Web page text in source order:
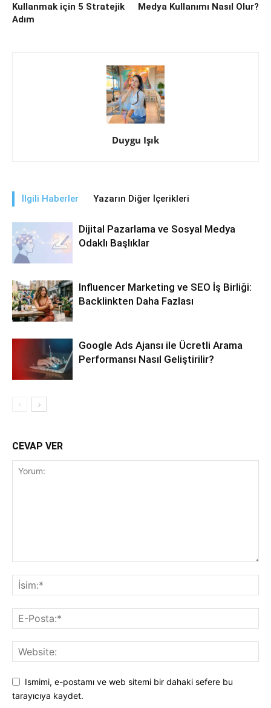
Kullanmak için 5 Stratejik
Adım
Medya Kullanımı Nasıl Olur?
Duygu Işık
İlgili Haberler Yazarın Diğer İçerikleri
Dijital Pazarlama ve Sosyal Medya
Odaklı Başlıklar
Influencer Marketing ve SEO İş Birliği:
Backlinkten Daha Fazlası
Google Ads Ajansı ile Ücretli Arama
Performansı Nasıl Geliştirilir?
CEVAP VER
Ismimi, e-postamı ve web sitemi bir dahaki sefere bu
tarayıcıya kaydet.